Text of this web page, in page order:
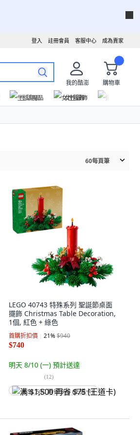
成為賣家
客服中心
註冊會員
登入
我的酷澎
購物車
生活用品 女性服飾
60每頁筆
LEGO 40743 特殊系列 聖誕節桌面
擺飾 Christmas Table Decoration,
1個, 紅色 + 綠色
首購折扣價 21%$940
$740
明天 8/10 (一) 預計送達
(12)
满 $1,500 再省 $75 (王道卡)